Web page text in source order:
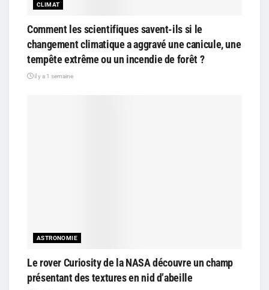
CLIMAT
Comment les scientifiques savent-ils si le
changement climatique a aggravé une canicule, une
tempête extrême ou un incendie de forêt ?
il y a 1 semaine
ASTRONOMIE
Le rover Curiosity de la NASA découvre un champ
présentant des textures en nid d’abeille